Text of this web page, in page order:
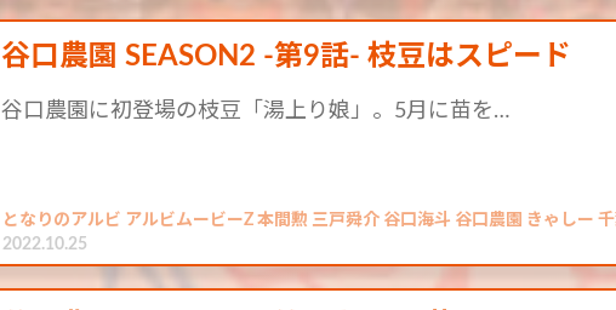
谷口農園 SEASON2 -第9話- 枝豆はスピード
谷口農園に初登場の枝豆「湯上り娘」。5月に苗を…
となりのアルビ アルビムービーZ 本間勲 三戸舜介 谷口海斗 谷口農園 きゃしー
2022.10.25